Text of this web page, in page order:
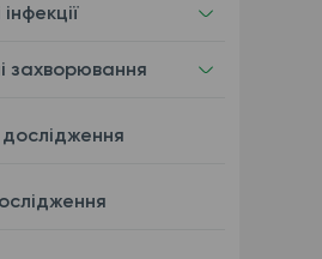
захворювання
дослідження